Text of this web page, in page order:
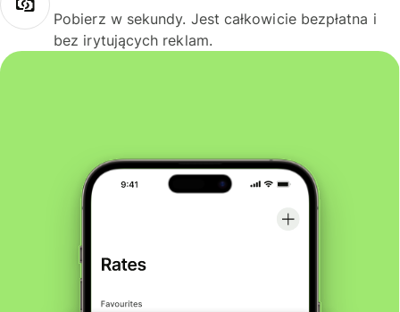
Pobierz w sekundy. Jest całkowicie bezpłatna i
bez irytujących reklam.